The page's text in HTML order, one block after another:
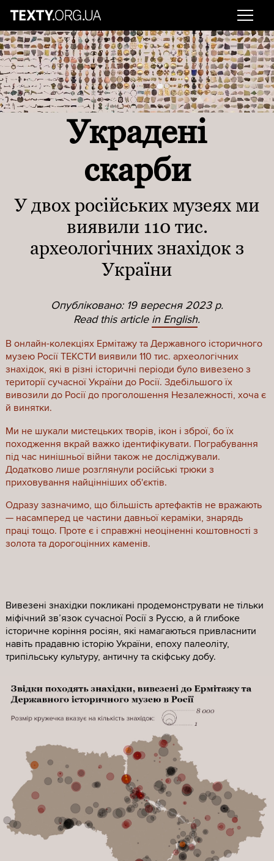
Украдені
скарби
У двох російських музеях ми
виявили 110 тис.
археологічних знахідок з
України
Опубліковано: 19 вересня 2023 р.
Read this article in English.
В онлайн-колекціях Ермітажу та Державного історичного
музею Росії ТЕКСТИ виявили 110 тис. археологічних
знахідок, які в різні історичні періоди було вивезено з
території сучасної України до Росії. Здебільшого їх
вивозили до Росії до проголошення Незалежності, хоча є
й винятки.
Ми не шукали мистецьких творів, ікон і зброї, бо їх
походження вкрай важко ідентифікувати. Пограбування
під час нинішньої війни також не досліджували.
Додатково лише розглянули російські трюки з
приховування найцінніших об'єктів.
Одразу зазначимо, що більшість артефактів не вражають
— насамперед це частини давньої кераміки, знарядь
праці тощо. Проте є і справжні неоціненні коштовності з
золота та дорогоцінних каменів.
Вивезені знахідки покликані продемонструвати не тільки
міфічний зв’язок сучасної Росії з Руссю, а й глибоке
історичне коріння росіян, які намагаються привласнити
навіть прадавню історію України, епоху палеоліту,
трипільську культуру, античну та скіфську добу.